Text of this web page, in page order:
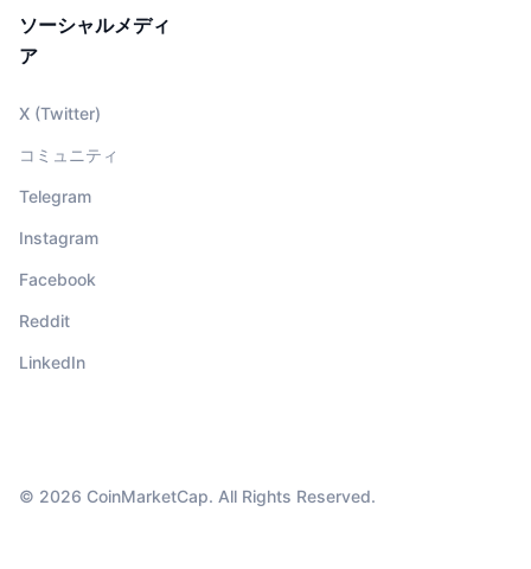
ソーシャルメディ
ア
X (Twitter)
コミュニティ
Telegram
Instagram
Facebook
Reddit
LinkedIn
© 2026 CoinMarketCap. All Rights Reserved.